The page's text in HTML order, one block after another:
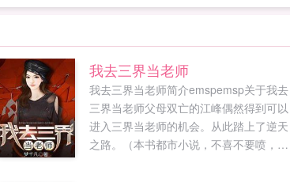
我去三界当老师
我去三界当老师简介emspemsp关于我去
三界当老师父母双亡的江峰偶然得到可以
进入三界当老师的机会。从此踏上了逆天
之路。（本书都市小说，不喜不要喷，看